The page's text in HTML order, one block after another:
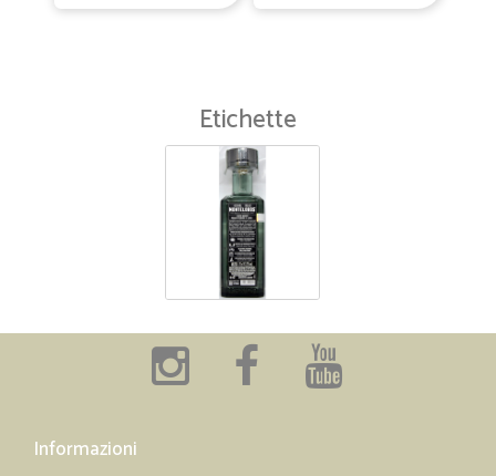
Etichette
Informazioni